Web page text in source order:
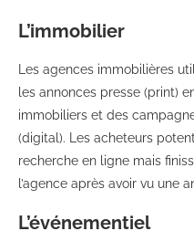
L’immobilier
Les agences immobilières
les annonces presse (print)
immobiliers et des
(digital). Les acheteurs
recherche en ligne mais
l’agence après avoir vu une
L’événementiel